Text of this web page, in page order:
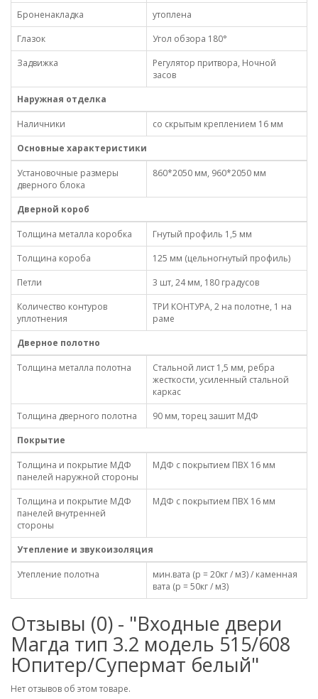
Броненакладка
утоплена
Глазок
Угол обзора 180°
Задвижка
Регулятор притвора, Ночной
засов
Наружная отделка
Наличники
со скрытым креплением 16 мм
Основные характеристики
Установочные размеры
дверного блока
860*2050 мм, 960*2050 мм
Дверной короб
Толщина металла коробка
Гнутый профиль 1,5 мм
Толщина короба
125 мм (цельногнутый профиль)
Петли
3 шт, 24 мм, 180 градусов
Количество контуров
уплотнения
ТРИ КОНТУРА, 2 на полотне, 1 на
раме
Дверное полотно
Толщина металла полотна
Стальной лист 1,5 мм, ребра
жесткости, усиленный стальной
каркас
Толщина дверного полотна
90 мм, торец зашит МДФ
Покрытие
Толщина и покрытие МДФ
панелей наружной стороны
МДФ с покрытием ПВХ 16 мм
Толщина и покрытие МДФ
панелей внутренней
стороны
МДФ с покрытием ПВХ 16 мм
Утепление и звукоизоляция
Утепление полотна
мин.вата (р = 20кг / м3) / каменная
вата (р = 50кг / м3)
Отзывы (0) - "Входные двери
Магда тип 3.2 модель 515/608
Юпитер/Супермат белый"
Нет отзывов об этом товаре.